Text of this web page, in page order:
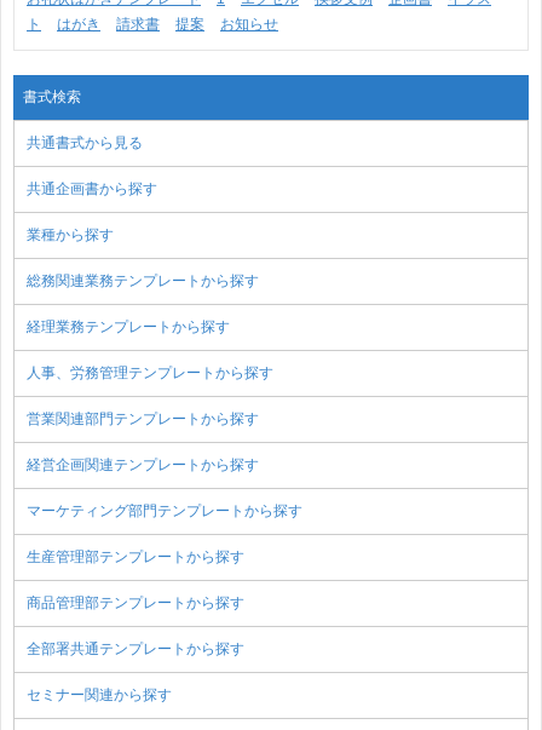
ト
はがき 請求書 提案 お知らせ
書式検索
共通書式から見る
共通企画書から探す
業種から探す
総務関連業務テンプレートから探す
経理業務テンプレートから探す
人事、労務管理テンプレートから探す
営業関連部門テンプレートから探す
経営企画関連テンプレートから探す
マーケティング部門テンプレートから探す
生産管理部テンプレートから探す
商品管理部テンプレートから探す
全部署共通テンプレートから探す
セミナー関連から探す